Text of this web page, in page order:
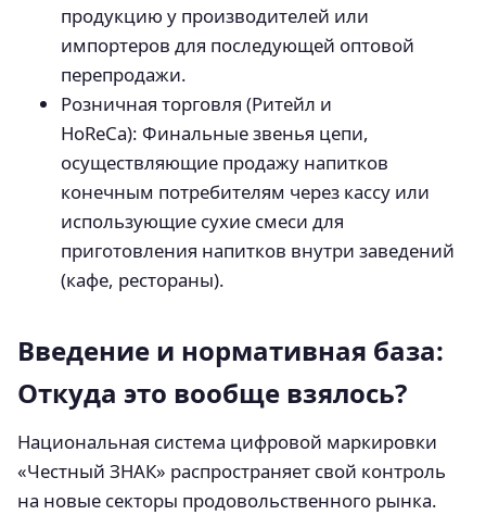
продукцию у производителей или
импортеров для последующей оптовой
перепродажи.
Розничная торговля (Ритейл и
HoReCa): Финальные звенья цепи,
осуществляющие продажу напитков
конечным потребителям через кассу или
использующие сухие смеси для
приготовления напитков внутри заведений
(кафе, рестораны).
Введение и нормативная база:
Откуда это вообще взялось?
Национальная система цифровой маркировки
«Честный ЗНАК» распространяет свой контроль
на новые секторы продовольственного рынка.